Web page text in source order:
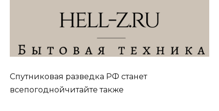
​Спутниковая разведка РФ станет
всепогоднойчитайте также